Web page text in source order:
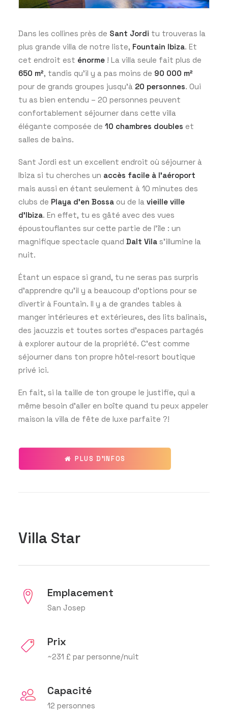
Dans les collines près de Sant Jordi tu trouveras la
plus grande villa de notre liste, Fountain Ibiza. Et
cet endroit est énorme ! La villa seule fait plus de
650 m², tandis qu’il y a pas moins de 90 000 m²
pour de grands groupes jusqu’à 20 personnes. Oui
tu as bien entendu – 20 personnes peuvent
confortablement séjourner dans cette villa
élégante composée de 10 chambres doubles et
salles de bains.
Sant Jordi est un excellent endroit où séjourner à
Ibiza si tu cherches un accès facile à l’aéroport
mais aussi en étant seulement à 10 minutes des
clubs de Playa d’en Bossa ou de la vieille ville
d’Ibiza. En effet, tu es gâté avec des vues
époustouflantes sur cette partie de l’île : un
magnifique spectacle quand Dalt Vila s’illumine la
nuit.
Étant un espace si grand, tu ne seras pas surpris
d’apprendre qu’il y a beaucoup d’options pour se
divertir à Fountain. Il y a de grandes tables à
manger intérieures et extérieures, des lits balinais,
des jacuzzis et toutes sortes d’espaces partagés
à explorer autour de la propriété. C’est comme
séjourner dans ton propre hôtel-resort boutique
privé ici.
En fait, si la taille de ton groupe le justifie, qui a
même besoin d’aller en boîte quand tu peux appeler
maison la villa de fête de luxe parfaite ?!
PLUS D'INFOS
Villa Star
Emplacement
San Josep
Prix
~231 £ par personne/nuit
Capacité
12 personnes